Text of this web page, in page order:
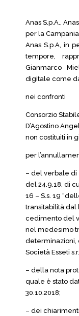
Anas S.p.A.,
per la
Anas S.p.A, in
tempore,
Gianmarco
digitale come
nei confronti
Consorzio
D’Agostino
non costituiti in
per
– del verbale di
del 24.9.18, di
16 – S.s. 19
transitabilità dal
cedimento del
nel medesimo
determinazioni,
Società Esseti
– della nota
quale è stato
30.10.2018;
– dei